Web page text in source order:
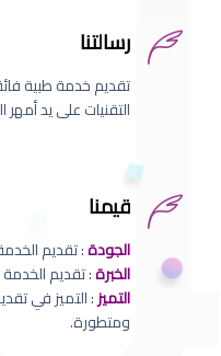
رسالتنا
تقديم خدمة طبية
التقنيات على يد أمهر
قيمنا
الجودة: تقديم
الخبرة: تقديم
التميز: التميز في
ومتطورة.